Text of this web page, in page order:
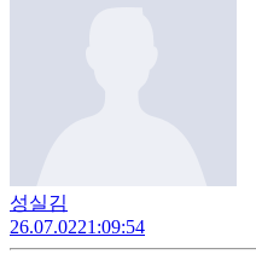
성실김
26.07.0221:09:54